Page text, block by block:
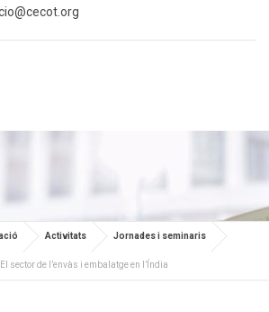
Activitats Jornades i seminaris
sector de l’envàs i embalatge en l’Índia